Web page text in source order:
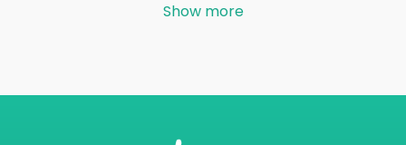
Show more